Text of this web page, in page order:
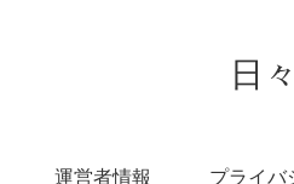
日
運営者情報